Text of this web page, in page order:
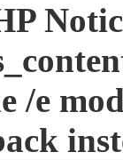
/e